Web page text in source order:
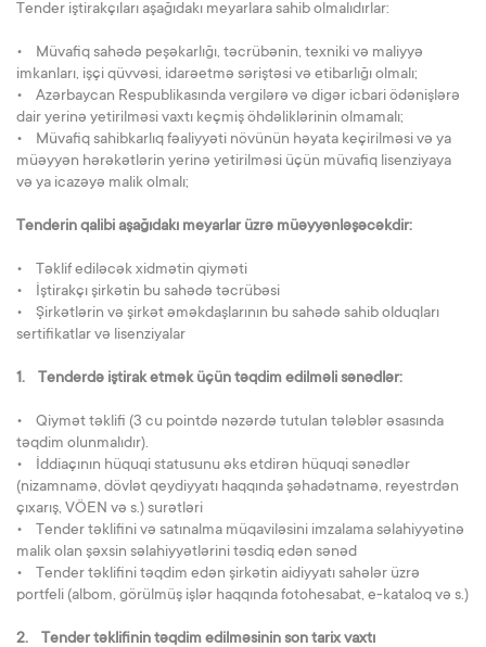
Tender iştirakçıları aşağıdakı meyarlara sahib olmalıdırlar:
• Müvafiq sahədə peşəkarlığı, təcrübənin, texniki və maliyyə
imkanları, işçi qüvvəsi, idarəetmə səriştəsi və etibarlığı olmalı;
• Azərbaycan Respublikasında vergilərə və digər icbari ödənişlərə
dair yerinə yetirilməsi vaxtı keçmiş öhdəliklərinin olmamalı;
• Müvafiq sahibkarlıq fəaliyyəti növünün həyata keçirilməsi və ya
müəyyən hərəkətlərin yerinə yetirilməsi üçün müvafiq lisenziyaya
və ya icazəyə malik olmalı;
Tenderin qalibi aşağıdakı meyarlar üzrə müəyyənləşəcəkdir:
• Təklif ediləcək xidmətin qiyməti
• İştirakçı şirkətin bu sahədə təcrübəsi
• Şirkətlərin və şirkət əməkdaşlarının bu sahədə sahib olduqları
sertifikatlar və lisenziyalar
1. Tenderdə iştirak etmək üçün təqdim edilməli sənədlər:
• Qiymət təklifi (3 cu pointdə nəzərdə tutulan tələblər əsasında
təqdim olunmalıdır).
• İddiaçının hüquqi statusunu əks etdirən hüquqi sənədlər
(nizamnamə, dövlət qeydiyyatı haqqında şəhadətnamə, reyestrdən
çıxarış, VÖEN və s.) surətləri
• Tender təklifini və satınalma müqaviləsini imzalama səlahiyyətinə
malik olan şəxsin səlahiyyətlərini təsdiq edən sənəd
• Tender təklifini təqdim edən şirkətin aidiyyatı sahələr üzrə
portfeli (albom, görülmüş işlər haqqında fotohesabat, e-kataloq və s.)
2. Tender təklifinin təqdim edilməsinin son tarix vaxtı